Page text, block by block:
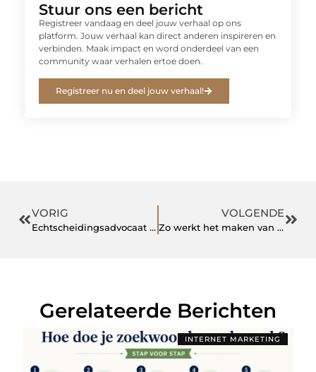
Stuur ons een bericht
Registreer vandaag en deel jouw verhaal op ons
platform. Jouw verhaal kan direct anderen inspireren en
verbinden. Maak impact en word onderdeel van een
community waar verhalen ertoe doen.
Registreer nu en deel jouw verhaal!
VORIG
Echtscheidingsadvocaat Zoetermeer
VOLGENDE
Zo werkt het maken van een gepersonaliseerd boek
Gerelateerde Berichten
INTERNET MARKETING